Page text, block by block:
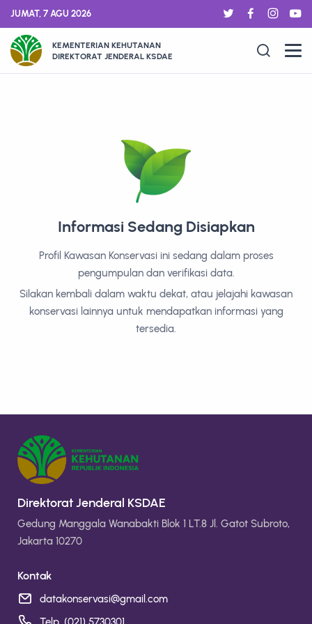
JUMAT, 7 AGU 2026
KEMENTERIAN KEHUTANAN
DIREKTORAT JENDERAL KSDAE
Informasi Sedang Disiapkan
Profil Kawasan Konservasi ini sedang dalam proses
pengumpulan dan verifikasi data.
Silakan kembali dalam waktu dekat, atau jelajahi kawasan
konservasi lainnya untuk mendapatkan informasi yang
tersedia.
Direktorat Jenderal KSDAE
Gedung Manggala Wanabakti Blok 1 LT.8 Jl. Gatot Subroto,
Jakarta 10270
Kontak
datakonservasi@gmail.com